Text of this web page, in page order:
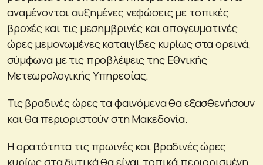
αναμένονται αυξημένες νεφώσεις με τοπικές
βροχές και τις μεσημβρινές και απογευματινές
ώρες μεμονωμένες καταιγίδες κυρίως στα ορεινά,
σύμφωνα με τις προβλέψεις της Εθνικής
Μετεωρολογικής Υπηρεσίας.
Τις βραδινές ώρες τα φαινόμενα θα εξασθενήσουν
και θα περιοριστούν στη Μακεδονία.
Η ορατότητα τις πρωινές και βραδινές ώρες
κυρίως στα δυτικά θα είναι τοπικά περιορισμένη.